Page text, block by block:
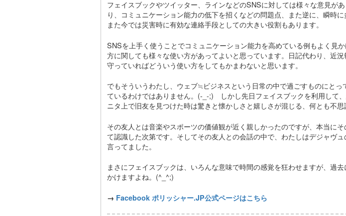
フェイスブックやツイッター、ラインなどのSNSに対しては様々な意見が
り、コミュニケーション能力の低下を招くなどの問題点、また逆に、瞬時
また今では災害時に有効な連絡手段としての大きい役割もあります。
SNSを上手く使うことでコミュニケーション能力を高めている例もよく見
方に関しても様々な使い方があってよいと思っています。日記代わり、近
守っていればどういう使い方をしてもかまわないと思います。
でもそういうわたし、ウェブ≒ビジネスという日常の中で過ごすものにと
ているわけではありません。(-_-;) しかし先日フェイスブックを利用して
ニタ上で旧友を見つけた時は驚きと懐かしさと嬉しさが混じる、何とも不
その友人とは音楽やスポーツの価値観が近く親しかったのですが、本当に
て認識した次第です。そしてその友人との会話の中で、わたしはデジャヴ
言ってました。
まさにフェイスブックは、いろんな意味で時間の感覚を狂わせますが、過
かけますよね。(^_^;)
→ Facebook ポリッシャー.JP公式ページはこちら